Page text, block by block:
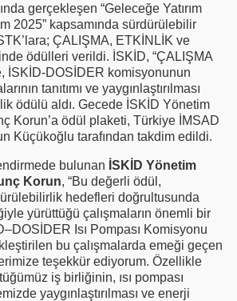
gerçekleşen “Geleceğe Yatırım
2025” kapsamında sürdürülebilir
ÇALIŞMA, ETKİNLİK ve
ödülleri verildi. İSKİD, “ÇALIŞMA
İSKİD-DOSİDER komisyonunun
tanıtımı ve yaygınlaştırılması
ödülü aldı. Gecede İSKİD Yönetim
Korun’a ödül plaketi, Türkiye İMSAD
Küçükoğlu tarafından takdim edildi.
bulunan İSKİD Yönetim
Korun, “Bu değerli ödül,
hedefleri doğrultusunda
yürüttüğü çalışmaların önemli bir
Isı Pompası Komisyonu
bu çalışmalarda emeği geçen
teşekkür ediyorum. Özellikle
iş birliğinin, ısı pompası
yaygınlaştırılması ve enerji